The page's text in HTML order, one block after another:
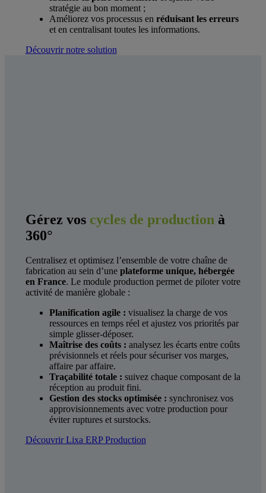
stratégie au bon moment ;
Améliorez vos processus en réduisant les erreurs
et en centralisant toutes les informations.
Découvrir notre solution
Gérez vos cycles de production à
360°
Centralisez et optimisez l’ensemble de votre chaîne de
fabrication au sein d’une plateforme unique, hébergée
en France. Le module production permet de piloter votre
activité de manière globale :
Planification agile : visualisez la charge de vos
ressources en temps réel et ajustez vos priorités par
simple glisser-déposer.
Maîtrise des coûts : analysez les écarts entre coûts
prévisionnels et réels pour sécuriser vos marges,
affaire par affaire.
Traçabilité totale : suivez chaque composant de la
réception au produit fini.
Gestion des stocks optimisée : synchronisez vos
approvisionnements avec votre production pour
éviter ruptures et surstocks.
Découvrir Lixa ERP Production